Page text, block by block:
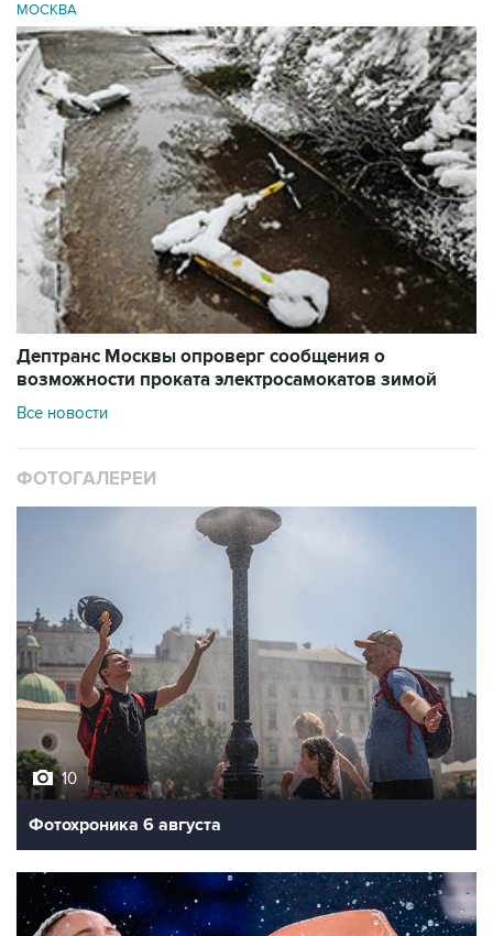
МОСКВА
Дептранс Москвы опроверг сообщения о
возможности проката электросамокатов зимой
Все новости
ФОТОГАЛЕРЕИ
10
Фотохроника 6 августа